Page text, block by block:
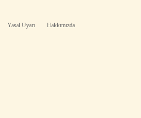
Yasal Uyarı Hakkımızda